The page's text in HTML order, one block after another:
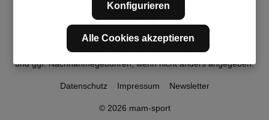
* Alle Preise inkl. gesetzl. Mehrwertsteuer zzgl.Versandkosten
und ggf. Nachnahmegebühren, wenn nicht anders angegeben.
© 2026 mam-sport
Datenschutz Impressum Newsletter
Konfigurieren
Alle Cookies akzeptieren